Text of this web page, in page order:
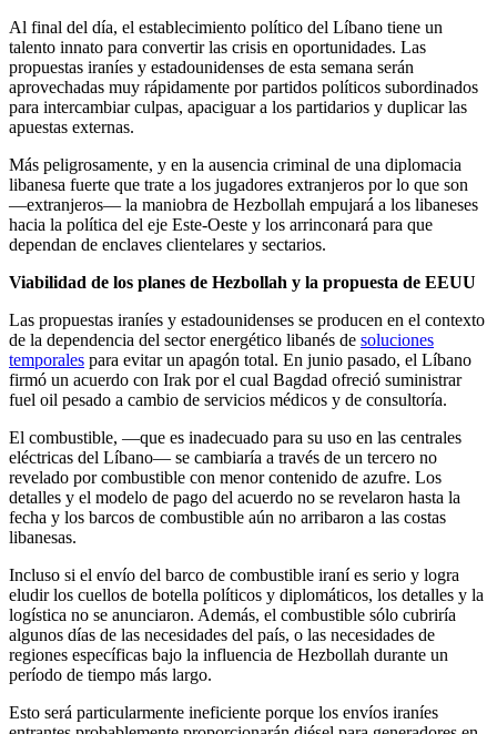
Al final del día, el establecimiento político del Líbano tiene un
talento innato para convertir las crisis en oportunidades. Las
propuestas iraníes y estadounidenses de esta semana serán
aprovechadas muy rápidamente por partidos políticos subordinados
para intercambiar culpas, apaciguar a los partidarios y duplicar las
apuestas externas.
Más peligrosamente, y en la ausencia criminal de una diplomacia
libanesa fuerte que trate a los jugadores extranjeros por lo que son
—extranjeros— la maniobra de Hezbollah empujará a los libaneses
hacia la política del eje Este-Oeste y los arrinconará para que
dependan de enclaves clientelares y sectarios.
Viabilidad de los planes de Hezbollah y la propuesta de EEUU
Las propuestas iraníes y estadounidenses se producen en el contexto
de la dependencia del sector energético libanés de soluciones
temporales para evitar un apagón total. En junio pasado, el Líbano
firmó un acuerdo con Irak por el cual Bagdad ofreció suministrar
fuel oil pesado a cambio de servicios médicos y de consultoría.
El combustible, —que es inadecuado para su uso en las centrales
eléctricas del Líbano— se cambiaría a través de un tercero no
revelado por combustible con menor contenido de azufre. Los
detalles y el modelo de pago del acuerdo no se revelaron hasta la
fecha y los barcos de combustible aún no arribaron a las costas
libanesas.
Incluso si el envío del barco de combustible iraní es serio y logra
eludir los cuellos de botella políticos y diplomáticos, los detalles y la
logística no se anunciaron. Además, el combustible sólo cubriría
algunos días de las necesidades del país, o las necesidades de
regiones específicas bajo la influencia de Hezbollah durante un
período de tiempo más largo.
Esto será particularmente ineficiente porque los envíos iraníes